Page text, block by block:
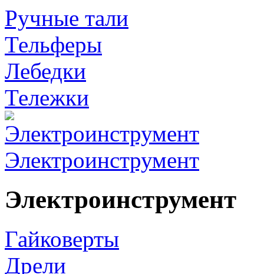
Ручные тали
Тельферы
Лебедки
Тележки
Электроинструмент
Электроинструмент
Гайковерты
Дрели